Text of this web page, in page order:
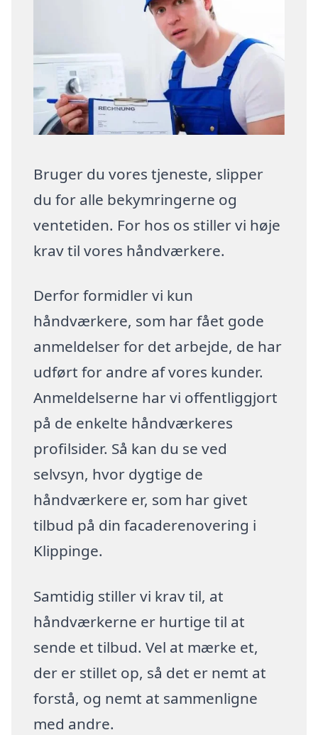
Bruger du vores tjeneste, slipper
du for alle bekymringerne og
ventetiden. For hos os stiller vi høje
krav til vores håndværkere.
Derfor formidler vi kun
håndværkere, som har fået gode
anmeldelser for det arbejde, de har
udført for andre af vores kunder.
Anmeldelserne har vi offentliggjort
på de enkelte håndværkeres
profilsider. Så kan du se ved
selvsyn, hvor dygtige de
håndværkere er, som har givet
tilbud på din facaderenovering i
Klippinge.
Samtidig stiller vi krav til, at
håndværkerne er hurtige til at
sende et tilbud. Vel at mærke et,
der er stillet op, så det er nemt at
forstå, og nemt at sammenligne
med andre.